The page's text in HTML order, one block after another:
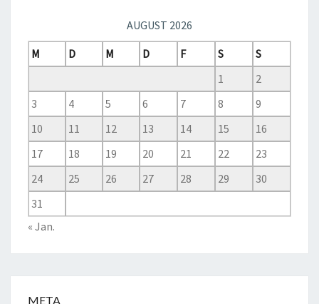
AUGUST 2026
M
D M D F S
S
1
2
3
4 5 6 7 8
9
10
11 12 13 14 15
16
17
18 19 20 21 22
23
24
25 26 27 28 29
30
31
« Jan.
META